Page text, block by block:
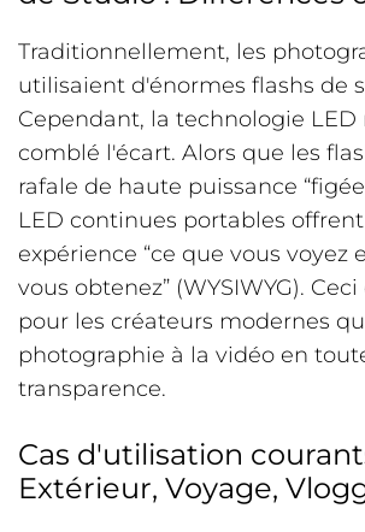
Traditionnellement, les
utilisaient d'énormes flashs de
Cependant, la technologie LED
comblé l'écart. Alors que les
rafale de haute puissance
LED continues portables
expérience “ce que vous voyez
vous obtenez” (WYSIWYG).
pour les créateurs modernes
photographie à la vidéo en
transparence.
Cas d'utilisation
Extérieur, Voyage,